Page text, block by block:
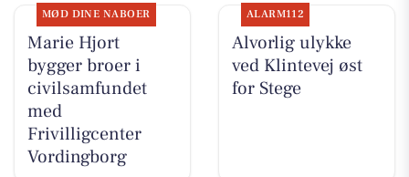
MØD DINE NABOER
Marie Hjort
bygger broer i
civilsamfundet
med
Frivilligcenter
Vordingborg
ALARM112
Alvorlig ulykke
ved Klintevej øst
for Stege